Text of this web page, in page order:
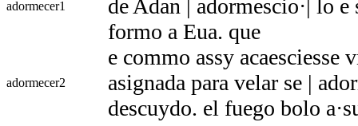
adormecer1
de Adan | adormescio·| lo
formo a Eua. que
adormecer2
e commo assy acaesciesse
asignada para velar se |
descuydo. el fuego bolo